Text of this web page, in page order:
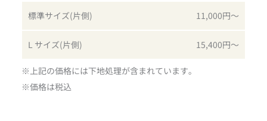
標準サイズ(片側) 11,000円〜
L サイズ(片側) 15,400円〜
※上記の価格には下地処理が含まれています｡
※価格は税込